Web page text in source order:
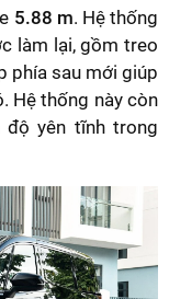
5.88 m. Hệ thống
làm lại, gồm treo
phía sau mới giúp
Hệ thống này còn
độ yên tĩnh trong